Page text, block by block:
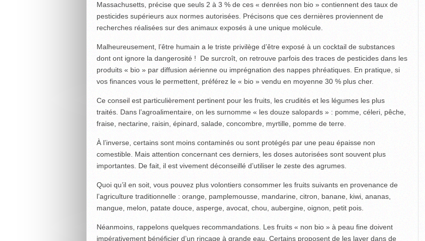
Massachusetts, précise que seuls 2 à 3 % de ces « denrées non bio » contiennent des taux de
pesticides supérieurs aux normes autorisées. Précisons que ces dernières proviennent de
recherches réalisées sur des animaux exposés à une unique molécule.
Malheureusement, l’être humain a le triste privilège d’être exposé à un cocktail de substances
dont ont ignore la dangerosité ! De surcroît, on retrouve parfois des traces de pesticides dans les
produits « bio » par diffusion aérienne ou imprégnation des nappes phréatiques. En pratique, si
vos finances vous le permettent, préférez le « bio » vendu en moyenne 30 % plus cher.
Ce conseil est particulièrement pertinent pour les fruits, les crudités et les légumes les plus
traités. Dans l’agroalimentaire, on les surnomme « les douze salopards » : pomme, céleri, pêche,
fraise, nectarine, raisin, épinard, salade, concombre, myrtille, pomme de terre.
À l’inverse, certains sont moins contaminés ou sont protégés par une peau épaisse non
comestible. Mais attention concernant ces derniers, les doses autorisées sont souvent plus
importantes. De fait, il est vivement déconseillé d’utiliser le zeste des agrumes.
Quoi qu’il en soit, vous pouvez plus volontiers consommer les fruits suivants en provenance de
l’agriculture traditionnelle : orange, pamplemousse, mandarine, citron, banane, kiwi, ananas,
mangue, melon, patate douce, asperge, avocat, chou, aubergine, oignon, petit pois.
Néanmoins, rappelons quelques recommandations. Les fruits « non bio » à peau fine doivent
impérativement bénéficier d’un rinçage à grande eau. Certains proposent de les laver dans de